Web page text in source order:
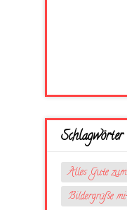
Schlagwörter
Alles Gute
Bildergrüße